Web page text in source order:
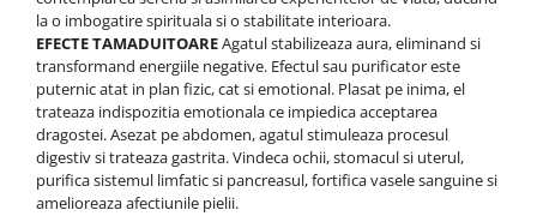
la o imbogatire spirituala si o stabilitate interioara.
EFECTE TAMADUITOAREAgatul stabilizeaza aura, eliminand si
transformand energiile negative. Efectul sau purificator este
puternic atat in plan fizic, cat si emotional. Plasat pe inima, el
trateaza indispozitia emotionala ce impiedica acceptarea
dragostei. Asezat pe abdomen, agatul stimuleaza procesul
digestiv si trateaza gastrita. Vindeca ochii, stomacul si uterul,
purifica sistemul limfatic si pancreasul, fortifica vasele sanguine si
amelioreaza afectiunile pielii.